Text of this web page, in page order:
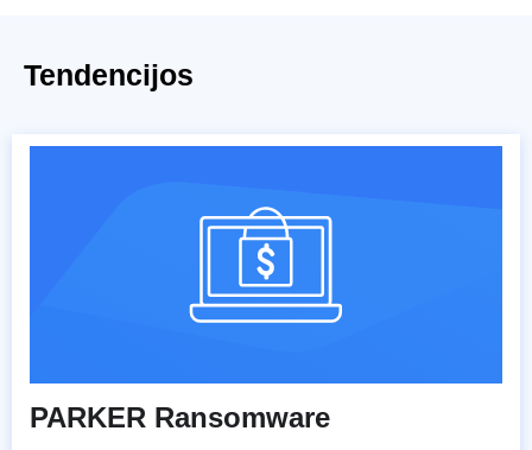
Tendencijos
PARKER Ransomware